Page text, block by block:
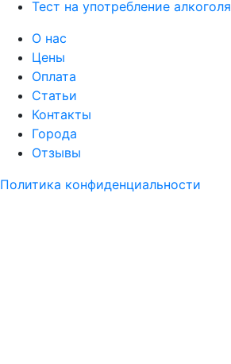
Тест на употребление алкоголя
О нас
Цены
Оплата
Статьи
Контакты
Города
Отзывы
Политика конфиденциальности